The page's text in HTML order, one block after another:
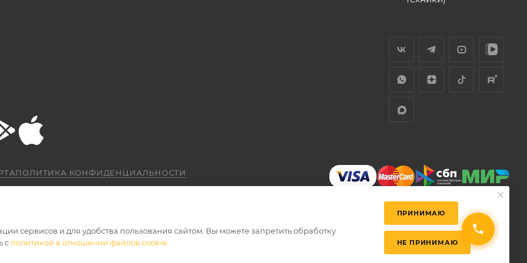
ПОЛИТИКА КОНФИДЕНЦИАЛЬНОСТИ
сервисов и для удобства пользования сайтом. Вы можете запретить обработку
с политикой в отношении файлов cookie
ПРИНИМАЮ
НЕ ПРИНИМАЮ